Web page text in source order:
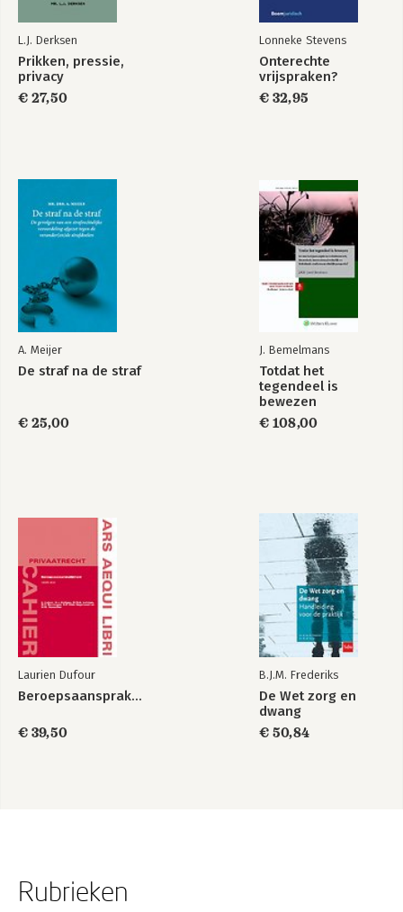
L.J. Derksen
Prikken, pressie,
privacy
€ 27,50
Lonneke Stevens
Onterechte
vrijspraken?
€ 32,95
A. Meijer
De straf na de straf
€ 25,00
J. Bemelmans
Totdat het
tegendeel is
bewezen
€ 108,00
Laurien Dufour
Beroepsaansprakelijkhied
€ 39,50
B.J.M. Frederiks
De Wet zorg en
dwang
€ 50,84
Rubrieken